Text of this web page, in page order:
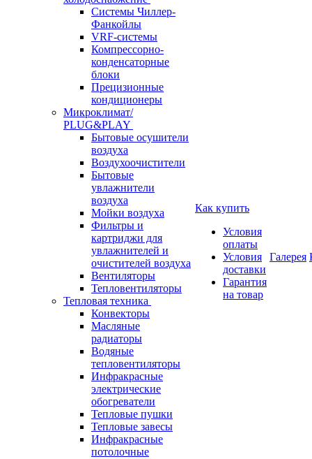
Системы Чиллер-
Фанкойлы
VRF-системы
Компрессорно-
конденсаторные
блоки
Прецизионные
кондиционеры
Микроклимат/
PLUG&PLAY
Бытовые осушители
воздуха
Воздухоочистители
Бытовые
увлажнители
воздуха
Мойки воздуха
Фильтры и
картриджи для
увлажнителей и
очистителей воздуха
Вентиляторы
Тепловентиляторы
Тепловая техника
Конвекторы
Масляные
радиаторы
Водяные
тепловентиляторы
Инфракрасные
электрические
обогреватели
Тепловые пушки
Тепловые завесы
Инфракрасные
потолочные
Как купить
Условия
оплаты
Условия
доставки
Гарантия
на товар
Галерея